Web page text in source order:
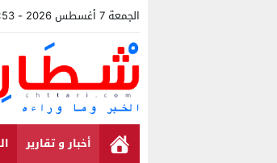
الجمعة 7 أغسطس 2026 - 1:53 صباحًا
أخبار و تقارير